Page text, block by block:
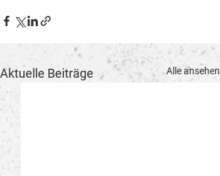
Aktuelle Beiträge Alle ansehen